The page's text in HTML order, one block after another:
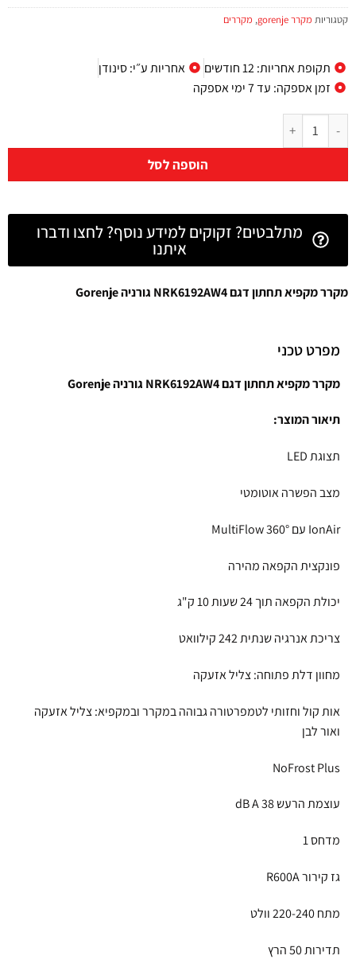
קטגוריות מקרר gorenje , מקררים
תקופת אחריות: 12 חודשים
אחריות ע״י: סינודן
זמן אספקה: עד 7 ימי אספקה
הוספה לסל
מתלבטים? זקוקים למידע נוסף? לחצו ודברו
איתנו
מקרר מקפיא תחתון דגם NRK6192AW4 גורניה Gorenje
מפרט טכני
מקרר מקפיא תחתון דגם NRK6192AW4 גורניה Gorenje
תיאור המוצר:
תצוגת LED
מצב הפשרה אוטומטי
IonAir עם MultiFlow 360°
פונקצית הקפאה מהירה
יכולת הקפאה תוך 24 שעות 10 ק"ג
צריכת אנרגיה שנתית 242 קילוואט
מחוון דלת פתוחה: צליל אזעקה
אות קול וחזותי לטמפרטורה גבוהה במקרר ובמקפיא: צליל אזעקה
ואור לבן
NoFrost Plus
עוצמת הרעש 38 dB A
מדחס 1
גז קירור R600A
מתח 220-240 וולט
תדירות 50 הרץ